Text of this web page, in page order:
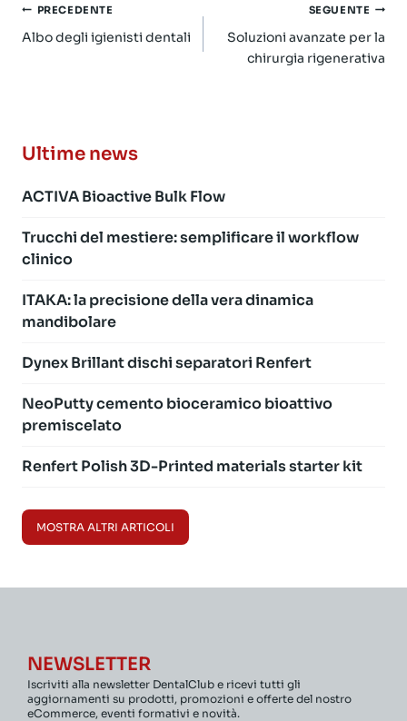
Navigazione
articoli
PRECEDENTE
Albo degli igienisti dentali
SEGUENTE
Soluzioni avanzate per la
chirurgia rigenerativa
Ultime news
ACTIVA Bioactive Bulk Flow
Trucchi del mestiere: semplificare il workflow
clinico
ITAKA: la precisione della vera dinamica
mandibolare
Dynex Brillant dischi separatori Renfert
NeoPutty cemento bioceramico bioattivo
premiscelato
Renfert Polish 3D-Printed materials starter kit
MOSTRA ALTRI ARTICOLI
NEWSLETTER
Iscriviti alla newsletter DentalClub e ricevi tutti gli
aggiornamenti su prodotti, promozioni e offerte del nostro
eCommerce, eventi formativi e novità.